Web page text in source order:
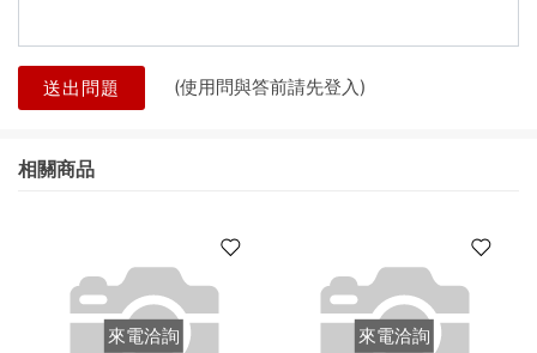
送出問題 (使用問與答前請先登入)
相關商品
來電洽詢 來電洽詢